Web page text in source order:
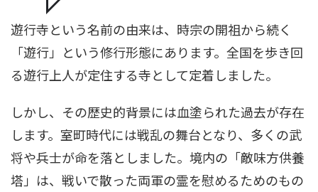
遊行寺という名前の由来は、時宗の開祖から続く
「遊行」という修行形態にあります。全国を歩き回
る遊行上人が定住する寺として定着しました。
しかし、その歴史的背景には血塗られた過去が存在
します。室町時代には戦乱の舞台となり、多くの武
将や兵士が命を落としました。境内の「敵味方供養
塔」は、戦いで散った両軍の霊を慰めるためのもの